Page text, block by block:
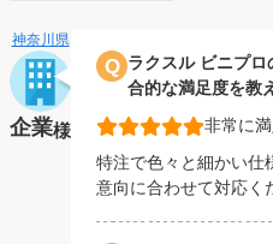
神奈川県
企業様
Q ラクスル ビニプ
合的な満足度を教
非常に満
特注で色々と細かい仕
意向に合わせて対応く